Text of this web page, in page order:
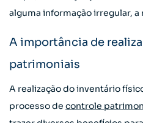
alguma informação irregular, a
A importância de
patrimoniais
A realização do inventário
processo de controle